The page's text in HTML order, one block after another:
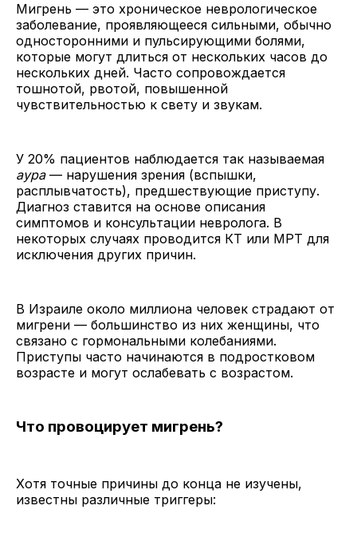
Мигрень — это хроническое неврологическое
заболевание, проявляющееся сильными, обычно
односторонними и пульсирующими болями,
которые могут длиться от нескольких часов до
нескольких дней. Часто сопровождается
тошнотой, рвотой, повышенной
чувствительностью к свету и звукам.
У 20% пациентов наблюдается так называемая
аура— нарушения зрения (вспышки,
расплывчатость), предшествующие приступу.
Диагноз ставится на основе описания
симптомов и консультации невролога. В
некоторых случаях проводится КТ или МРТ для
исключения других причин.
В Израиле около миллиона человек страдают от
мигрени — большинство из них женщины, что
связано с гормональными колебаниями.
Приступы часто начинаются в подростковом
возрасте и могут ослабевать с возрастом.
Что провоцирует мигрень?
Хотя точные причины до конца не изучены,
известны различные триггеры: